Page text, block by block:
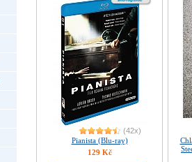
(42x)
Pianista (Blu-ray)
129 Kč